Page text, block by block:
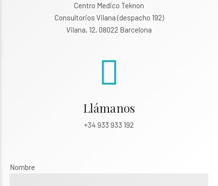
Centro Medico Teknon
Consultorios Vilana (despacho 192)
Vilana, 12, 08022 Barcelona
Llámanos
+34 933 933 192
Nombre